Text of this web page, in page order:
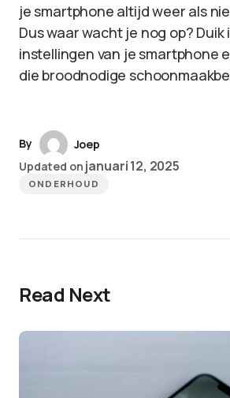
je smartphone altijd weer als
Dus waar wacht je nog op? Duik
instellingen van je smartphone
die broodnodige
By
Joep
Updated on januari 12, 2025
ONDERHOUD
Read Next